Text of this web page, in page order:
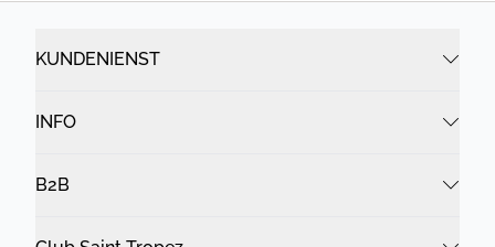
KUNDENIENST
INFO
B2B